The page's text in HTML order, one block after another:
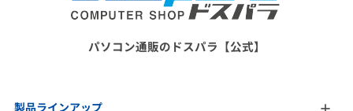
パソコン通販のドスパラ【公式】
製品ラインアップ